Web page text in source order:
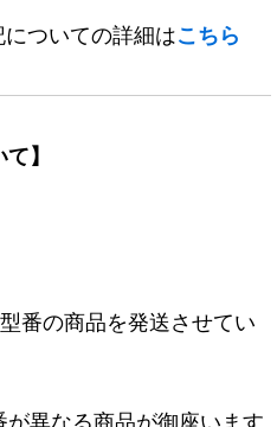
ついての詳細はこちら
】
番の商品を発送させてい
異なる商品が御座います